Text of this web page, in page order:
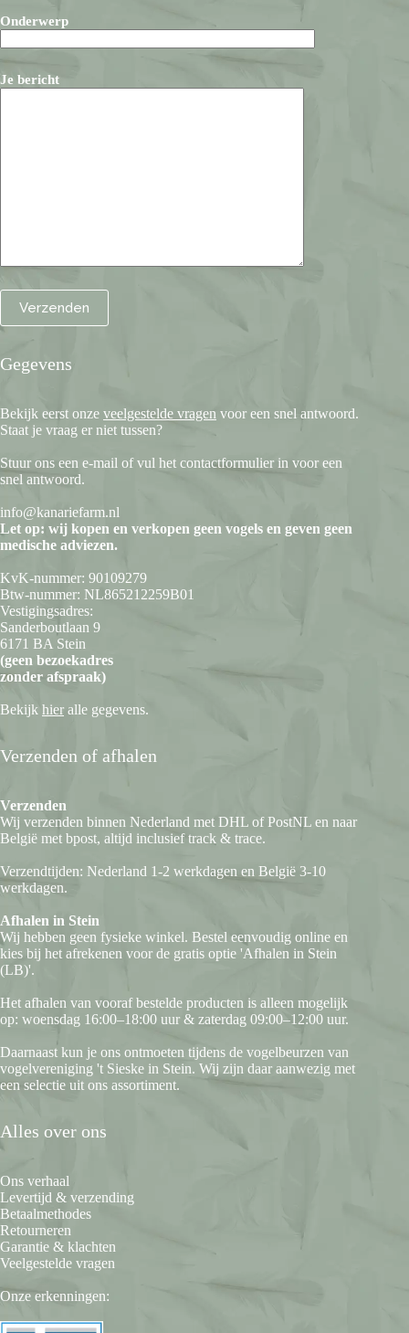
Onderwerp
Je bericht
Gegevens
Bekijk eerst onze veelgestelde vragen voor een snel antwoord.
Staat je vraag er niet tussen?
Stuur ons een e-mail of vul het contactformulier in voor een
snel antwoord.
info@kanariefarm.nl
Let op: wij kopen en verkopen geen vogels en geven geen
medische adviezen.
KvK-nummer: 90109279
Btw-nummer: NL865212259B01
Vestigingsadres:
Sanderboutlaan 9
6171 BA Stein
(geen bezoekadres
zonder afspraak)
Bekijk hier alle gegevens.
Verzenden of afhalen
Verzenden
Wij verzenden binnen Nederland met DHL of PostNL en naar
België met bpost, altijd inclusief track & trace.
Verzendtijden: Nederland 1-2 werkdagen en België 3-10
werkdagen.
Afhalen in Stein
Wij hebben geen fysieke winkel. Bestel eenvoudig online en
kies bij het afrekenen voor de gratis optie 'Afhalen in Stein
(LB)'.
Het afhalen van vooraf bestelde producten is alleen mogelijk
op: woensdag 16:00–18:00 uur & zaterdag 09:00–12:00 uur.
Daarnaast kun je ons ontmoeten tijdens de vogelbeurzen van
vogelvereniging 't Sieske in Stein. Wij zijn daar aanwezig met
een selectie uit ons assortiment.
Alles over ons
Ons verhaal
Levertijd & verzending
Betaalmethodes
Retourneren
Garantie & klachten
Veelgestelde vragen
Onze erkenningen: